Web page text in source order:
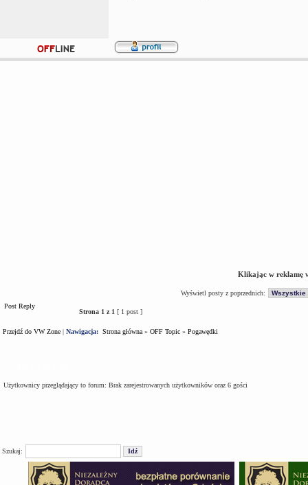
Klikając w reklamę
Wyświetl posty z poprzednich:
Post Reply
Strona 1 z 1 [ 1 post ]
Przejdź do VW Zone | Nawigacja: Strona główna » OFF Topic » Pogawędki
Użytkownicy przeglądający to forum: Brak zarejestrowanych użytkowników oraz 6 gości
Szukaj: